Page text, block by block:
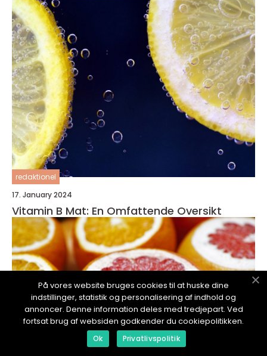
redaktionel
17. January 2024
Vitamin B Mat: En Omfattende Oversikt
På vores website bruges cookies til at huske dine
indstillinger, statistik og personalisering af indhold og
annoncer. Denne information deles med tredjepart. Ved
fortsat brug af websiden godkender du cookiepolitikken.
Ok Privatlivspolitik